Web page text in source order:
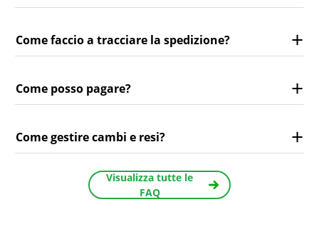
Come faccio a tracciare la spedizione?
Come posso pagare?
Come gestire cambi e resi?
Visualizza tutte le
FAQ